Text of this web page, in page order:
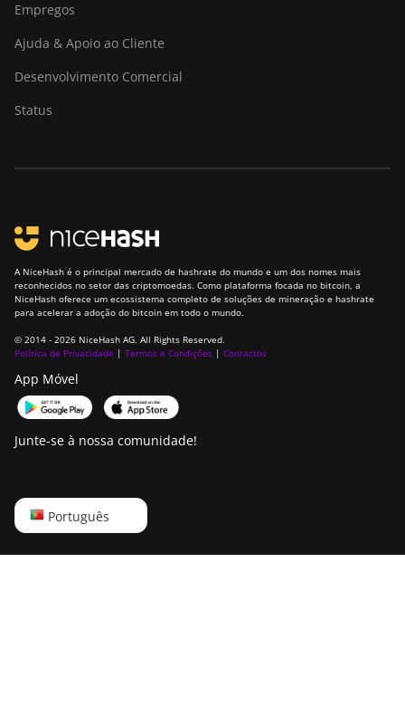
Empregos
Ajuda & Apoio ao Cliente
Desenvolvimento Comercial
Status
A NiceHash é o principal mercado de hashrate do mundo e um dos nomes mais
reconhecidos no setor das criptomoedas. Como plataforma focada no bitcoin, a
NiceHash oferece um ecossistema completo de soluções de mineração e hashrate
para acelerar a adoção do bitcoin em todo o mundo.
© 2014 - 2026 NiceHash AG. All Rights Reserved.
Política de Privacidade | Termos e Condições | Contactos
App Móvel
Junte-se à nossa comunidade!
Português
English